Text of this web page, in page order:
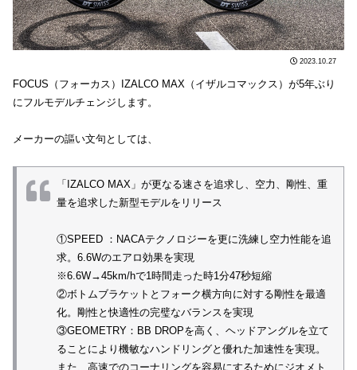
2023.10.27
FOCUS（フォーカス）IZALCO MAX（イザルコマックス）が5年ぶり
にフルモデルチェンジします。
メーカーの謳い文句としては、
「IZALCO MAX」が更なる速さを追求し、空力、剛性、重
量を追求した新型モデルをリリース
①SPEED ：NACAテクノロジーを更に洗練し空力性能を追
求。6.6Wのエアロ効果を実現
※6.6W→45km/hで1時間走った時1分47秒短縮
②ボトムブラケットとフォーク横方向に対する剛性を最適
化。剛性と快適性の完璧なバランスを実現
③GEOMETRY：BB DROPを高く、ヘッドアングルを立て
ることにより機敏なハンドリングと優れた加速性を実現。
また、高速でのコーナリングを容易にするためにジオメト